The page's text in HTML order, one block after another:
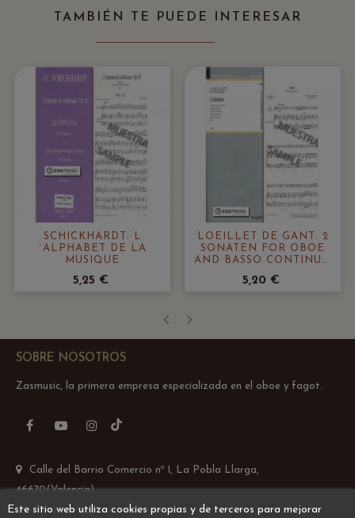
TAMBIÉN TE PUEDE INTERESAR
SCHICKHARDT: L
´ALPHABET DE LA
MUSIQUE
5,25 €
LOEILLET DE GANT: 2
SONATEN FOR OBOE
AND BASSO CONTINUO
5,20 €
SOBRE NOSOTROS
Zasmusic, la primera empresa especializada en el oboe y fagot.
FacebookYouTubeInstagram
Calle del Barrio Comercio nº 1, La Pobla Llarga,
46670(Valencia)
Email: info@zasmusic.com
Este sitio web utiliza cookies propias y de terceros para mejorar